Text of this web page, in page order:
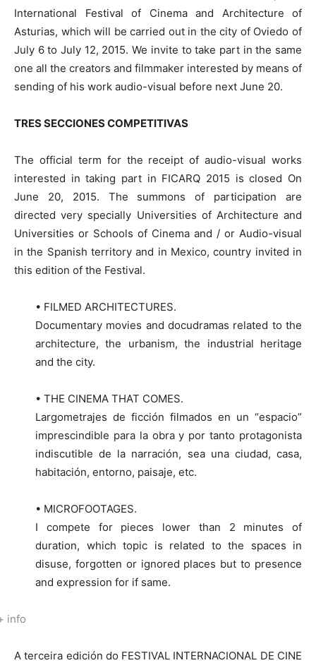
International Festival of Cinema and Architecture of
Asturias, which will be carried out in the city of Oviedo of
July 6 to July 12, 2015. We invite to take part in the same
one all the creators and filmmaker interested by means of
sending of his work audio-visual before next June 20.
TRES SECCIONES COMPETITIVAS
The official term for the receipt of audio-visual works
interested in taking part in FICARQ 2015 is closed On
June 20, 2015. The summons of participation are
directed very specially Universities of Architecture and
Universities or Schools of Cinema and / or Audio-visual
in the Spanish territory and in Mexico, country invited in
this edition of the Festival.
• FILMED ARCHITECTURES.
Documentary movies and docudramas related to the
architecture, the urbanism, the industrial heritage
and the city.
• THE CINEMA THAT COMES.
Largometrajes de ficción filmados en un “espacio”
imprescindible para la obra y por tanto protagonista
indiscutible de la narración, sea una ciudad, casa,
habitación, entorno, paisaje, etc.
• MICROFOOTAGES.
I compete for pieces lower than 2 minutes of
duration, which topic is related to the spaces in
disuse, forgotten or ignored places but to presence
and expression for if same.
info
A terceira edición do FESTIVAL INTERNACIONAL DE CINE